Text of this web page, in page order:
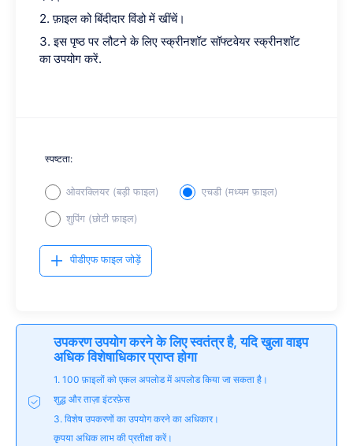
2. फ़ाइल को बिंदीदार विंडो में खींचें।
3. इस पृष्ठ पर लौटने के लिए स्क्रीनशॉट सॉफ्टवेयर स्क्रीनशॉट
का उपयोग करें.
स्पष्टता:
ओवरक्लियर (बड़ी फाइल) एचडी (मध्यम फ़ाइल)
शुपिंग (छोटी फ़ाइल)
पीडीएफ फाइल जोड़ें
उपकरण उपयोग करने के लिए स्वतंत्र है, यदि खुला वाइप
अधिक विशेषाधिकार प्राप्त होगा
1. 100 फ़ाइलों को एकल अपलोड में अपलोड किया जा सकता है।
शुद्ध और ताज़ा इंटरफ़ेस
3. विशेष उपकरणों का उपयोग करने का अधिकार।
कृपया अधिक लाभ की प्रतीक्षा करें।